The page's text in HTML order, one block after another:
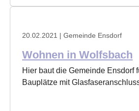
20.02.2021 | Gemeinde Ensdorf
Wohnen in Wolfsbach
Hier baut die Gemeinde Ensdorf
Bauplätze mit